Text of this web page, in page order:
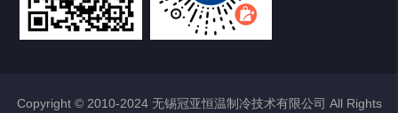
Copyright © 2010-2024 无锡冠亚恒温制冷技术有限公司 All Rights